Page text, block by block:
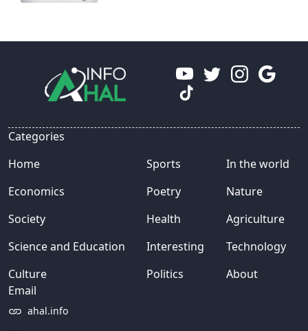
Email
ahal.info
Categories
Home
Economics
Society
Science and Education
Culture
Sports
Poetry
Health
Interesting
Politics
In the world
Nature
Agriculture
Technology
About